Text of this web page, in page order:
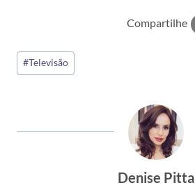
Compartilhe
Tags
do
#Televisão
Denise Pitta